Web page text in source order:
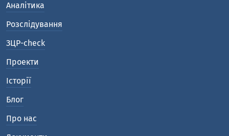
Аналітика
Розслідування
ЗЦР-check
Проекти
Історії
Блог
Про нас